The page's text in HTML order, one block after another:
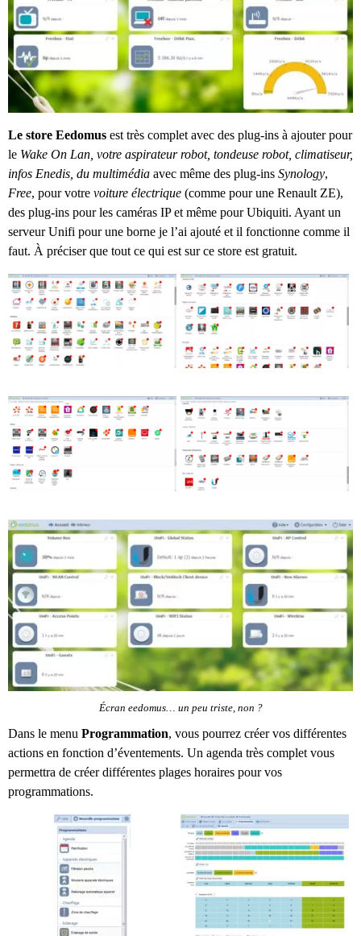
Le store Eedomus est très complet avec des plug-ins à ajouter pour
le Wake On Lan, votre aspirateur robot, tondeuse robot, climatiseur,
infos Enedis, du multimédia avec même des plug-ins Synology,
Free, pour votre voiture électrique (comme pour une Renault ZE),
des plug-ins pour les caméras IP et même pour Ubiquiti. Ayant un
serveur Unifi pour une borne je l’ai ajouté et il fonctionne comme il
faut. À préciser que tout ce qui est sur ce store est gratuit.
Écran eedomus… un peu triste, non ?
Dans le menu Programmation, vous pourrez créer vos différentes
actions en fonction d’éventements. Un agenda très complet vous
permettra de créer différentes plages horaires pour vos
programmations.